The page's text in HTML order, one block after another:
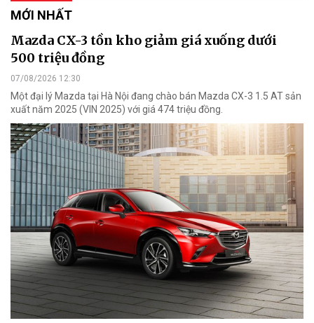
MỚI NHẤT
Mazda CX-3 tồn kho giảm giá xuống dưới
500 triệu đồng
07/08/2026 12:30
Một đại lý Mazda tại Hà Nội đang chào bán Mazda CX-3 1.5 AT sản
xuất năm 2025 (VIN 2025) với giá 474 triệu đồng.